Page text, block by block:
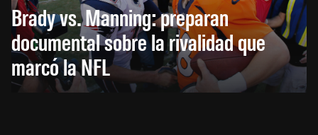
Brady vs. Manning: preparan
documental sobre la rivalidad que
marcó la NFL